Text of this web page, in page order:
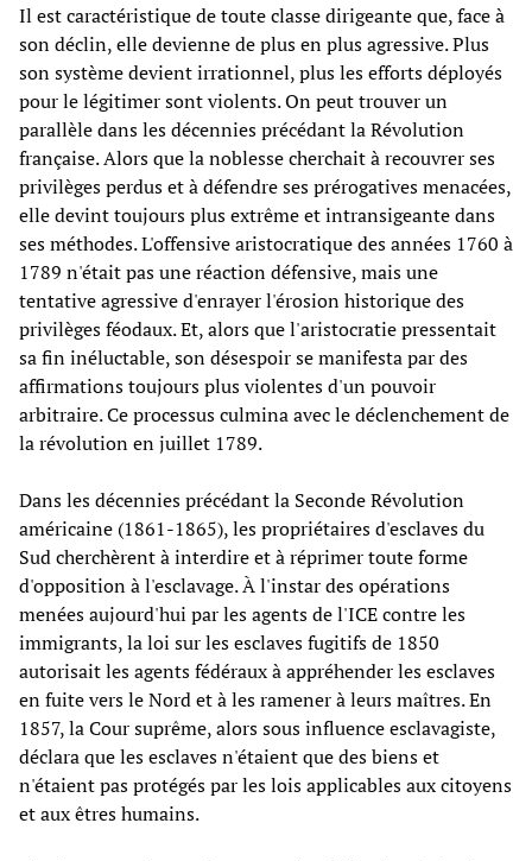
Il est caractéristique de toute classe dirigeante que, face à
son déclin, elle devienne de plus en plus agressive. Plus
son système devient irrationnel, plus les efforts déployés
pour le légitimer sont violents. On peut trouver un
parallèle dans les décennies précédant la Révolution
française. Alors que la noblesse cherchait à recouvrer ses
privilèges perdus et à défendre ses prérogatives menacées,
elle devint toujours plus extrême et intransigeante dans
ses méthodes. L'offensive aristocratique des années 1760 à
1789 n'était pas une réaction défensive, mais une
tentative agressive d'enrayer l'érosion historique des
privilèges féodaux. Et, alors que l'aristocratie pressentait
sa fin inéluctable, son désespoir se manifesta par des
affirmations toujours plus violentes d'un pouvoir
arbitraire. Ce processus culmina avec le déclenchement de
la révolution en juillet 1789.
Dans les décennies précédant la Seconde Révolution
américaine (1861-1865), les propriétaires d'esclaves du
Sud cherchèrent à interdire et à réprimer toute forme
d'opposition à l'esclavage. À l'instar des opérations
menées aujourd'hui par les agents de l'ICE contre les
immigrants, la loi sur les esclaves fugitifs de 1850
autorisait les agents fédéraux à appréhender les esclaves
en fuite vers le Nord et à les ramener à leurs maîtres. En
1857, la Cour suprême, alors sous influence esclavagiste,
déclara que les esclaves n'étaient que des biens et
n'étaient pas protégés par les lois applicables aux citoyens
et aux êtres humains.